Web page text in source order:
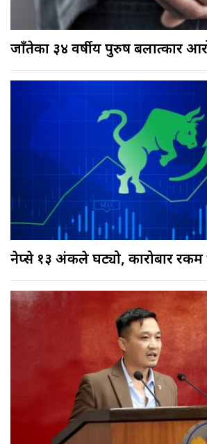
जाँतेका ३४ वर्षीय पुरुष बलात्कार
नेप्से १३ अंकले घट्यो, कारोबार